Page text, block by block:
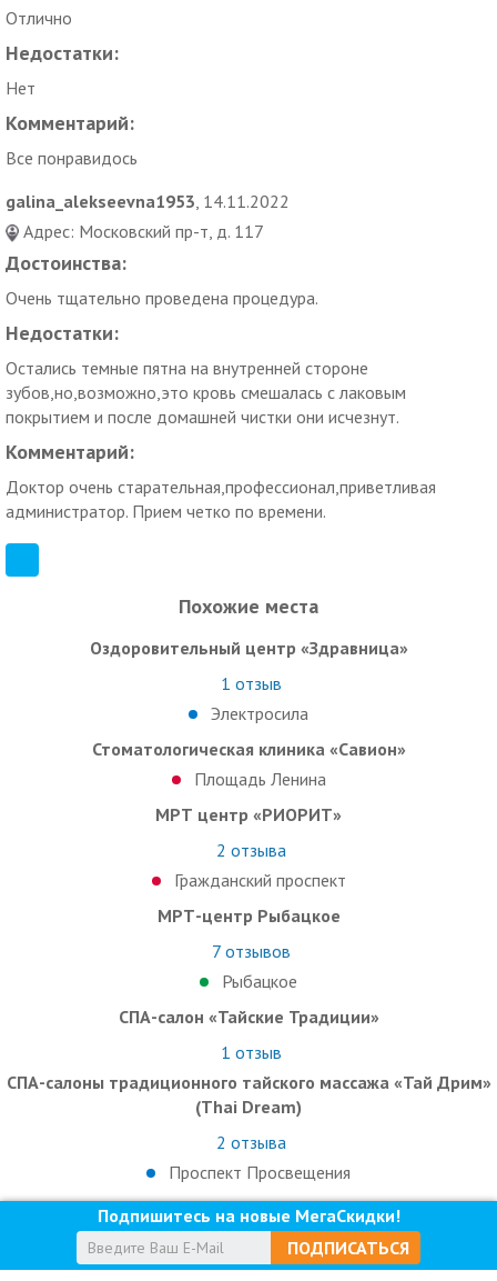
Отлично
Недостатки:
Нет
Комментарий:
Все понравидось
galina_alekseevna1953, 14.11.2022
Адрес: Московский пр-т, д. 117
Достоинства:
Очень тщательно проведена процедура.
Недостатки:
Остались темные пятна на внутренней стороне
зубов,но,возможно,это кровь смешалась с лаковым
покрытием и после домашней чистки они исчезнут.
Комментарий:
Доктор очень старательная,профессионал,приветливая
администратор. Прием четко по времени.
Похожие места
Оздоровительный центр «Здравница»
1 отзыв
Электросила
Стоматологическая клиника «Савион»
Площадь Ленина
МРТ центр «РИОРИТ»
2 отзыва
Гражданский проспект
МРТ-центр Рыбацкое
7отзывов
Рыбацкое
СПА-салон «Тайские Традиции»
1 отзыв
СПА-салоны традиционного тайского массажа «Тай Дрим»
(Thai Dream)
2 отзыва
Проспект Просвещения
Подпишитесь на новые МегаСкидки!
ПОДПИСАТЬСЯ